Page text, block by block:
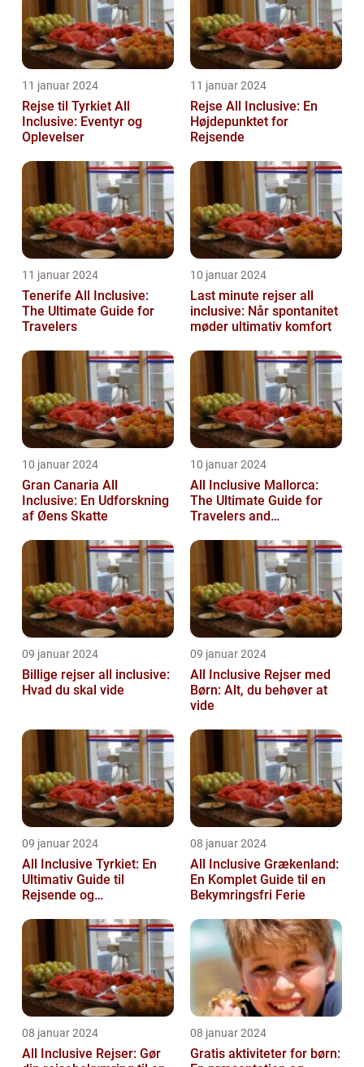
11 januar 2024
Rejse til Tyrkiet All
Inclusive: Eventyr og
Oplevelser
11 januar 2024
Rejse All Inclusive: En
Højdepunktet for
Rejsende
11 januar 2024
Tenerife All Inclusive:
The Ultimate Guide for
Travelers
10 januar 2024
Last minute rejser all
inclusive: Når spontanitet
møder ultimativ komfort
10 januar 2024
Gran Canaria All
Inclusive: En Udforskning
af Øens Skatte
10 januar 2024
All Inclusive Mallorca:
The Ultimate Guide for
Travelers and
09 januar 2024
Billige rejser all inclusive:
Hvad du skal vide
09 januar 2024
All Inclusive Rejser med
Børn: Alt, du behøver at
vide
09 januar 2024
All Inclusive Tyrkiet: En
Ultimativ Guide til
Rejsende og
08 januar 2024
All Inclusive Grækenland:
En Komplet Guide til en
Bekymringsfri Ferie
08 januar 2024
All Inclusive Rejser: Gør
08 januar 2024
Gratis aktiviteter for børn: